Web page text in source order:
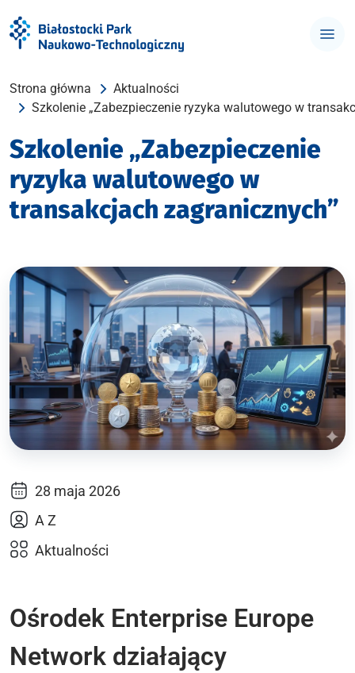
Strona główna
Aktualności
Szkolenie „Zabezpieczenie ryzyka walutowego w
Szkolenie „Zabezpieczenie
ryzyka walutowego w
transakcjach zagranicznych”
28 maja 2026
A Z
Aktualności
Ośrodek Enterprise Europe
Network działający